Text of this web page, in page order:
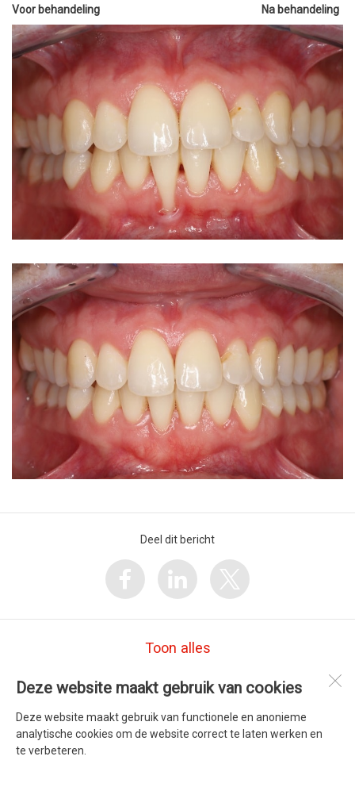
Deze website maakt gebruik van cookies
Deze website maakt gebruik van functionele en anonieme
analytische cookies om de website correct te laten werken en
te verbeteren.
Voor behandeling Na behandeling
Deel dit bericht
Toon alles
Brédyk 1-B
9084 AG
Goutum